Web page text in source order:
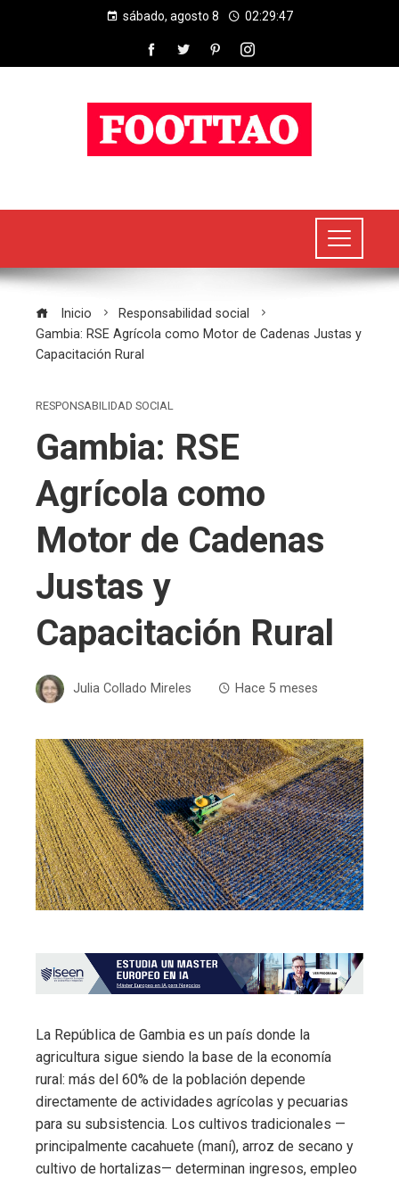
sábado, agosto 8 02:29:48
Inicio
Responsabilidad social
Gambia: RSE Agrícola como Motor de Cadenas Justas y
Capacitación Rural
RESPONSABILIDAD SOCIAL
Gambia: RSE
Agrícola como
Motor de Cadenas
Justas y
Capacitación Rural
Julia Collado Mireles Hace 5 meses
La República de Gambia es un país donde la
agricultura sigue siendo la base de la economía
rural: más del 60% de la población depende
directamente de actividades agrícolas y pecuarias
para su subsistencia. Los cultivos tradicionales —
principalmente cacahuete (maní), arroz de secano y
cultivo de hortalizas— determinan ingresos, empleo